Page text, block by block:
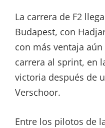
La carrera de F2
Budapest, con
con más ventaja
carrera al sprint, en
victoria después de
Verschoor.
Entre los pilotos de